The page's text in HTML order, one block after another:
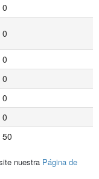
0
0
0
0
0
0
50
nuestra Página de